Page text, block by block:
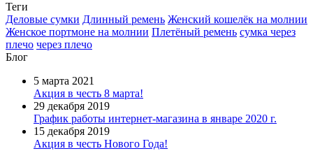
Теги
Деловые сумки Длинный ремень Женский кошелёк на молнии
Женское портмоне на молнии Плетёный ремень сумка через
плечо через плечо
Блог
5 марта 2021
Акция в честь 8 марта!
29 декабря 2019
График работы интернет-магазина в январе 2020 г.
15 декабря 2019
Акция в честь Нового Года!